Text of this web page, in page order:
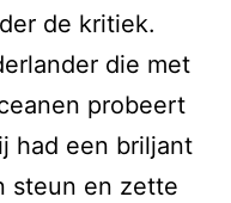
de kritiek.
die met
probeert
had een briljant
steun en zette